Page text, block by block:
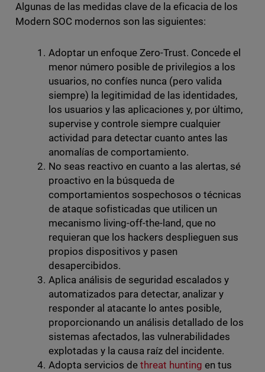
Algunas de las medidas clave de la eficacia de los
Modern SOC modernos son las siguientes:
Adoptar un enfoque Zero-Trust. Concede el
menor número posible de privilegios a los
usuarios, no confíes nunca (pero valida
siempre) la legitimidad de las identidades,
los usuarios y las aplicaciones y, por último,
supervise y controle siempre cualquier
actividad para detectar cuanto antes las
anomalías de comportamiento.
No seas reactivo en cuanto a las alertas, sé
proactivo en la búsqueda de
comportamientos sospechosos o técnicas
de ataque sofisticadas que utilicen un
mecanismo living-off-the-land, que no
requieran que los hackers desplieguen sus
propios dispositivos y pasen
desapercibidos.
Aplica análisis de seguridad escalados y
automatizados para detectar, analizar y
responder al atacante lo antes posible,
proporcionando un análisis detallado de los
sistemas afectados, las vulnerabilidades
explotadas y la causa raíz del incidente.
Adopta servicios de threat hunting en tus